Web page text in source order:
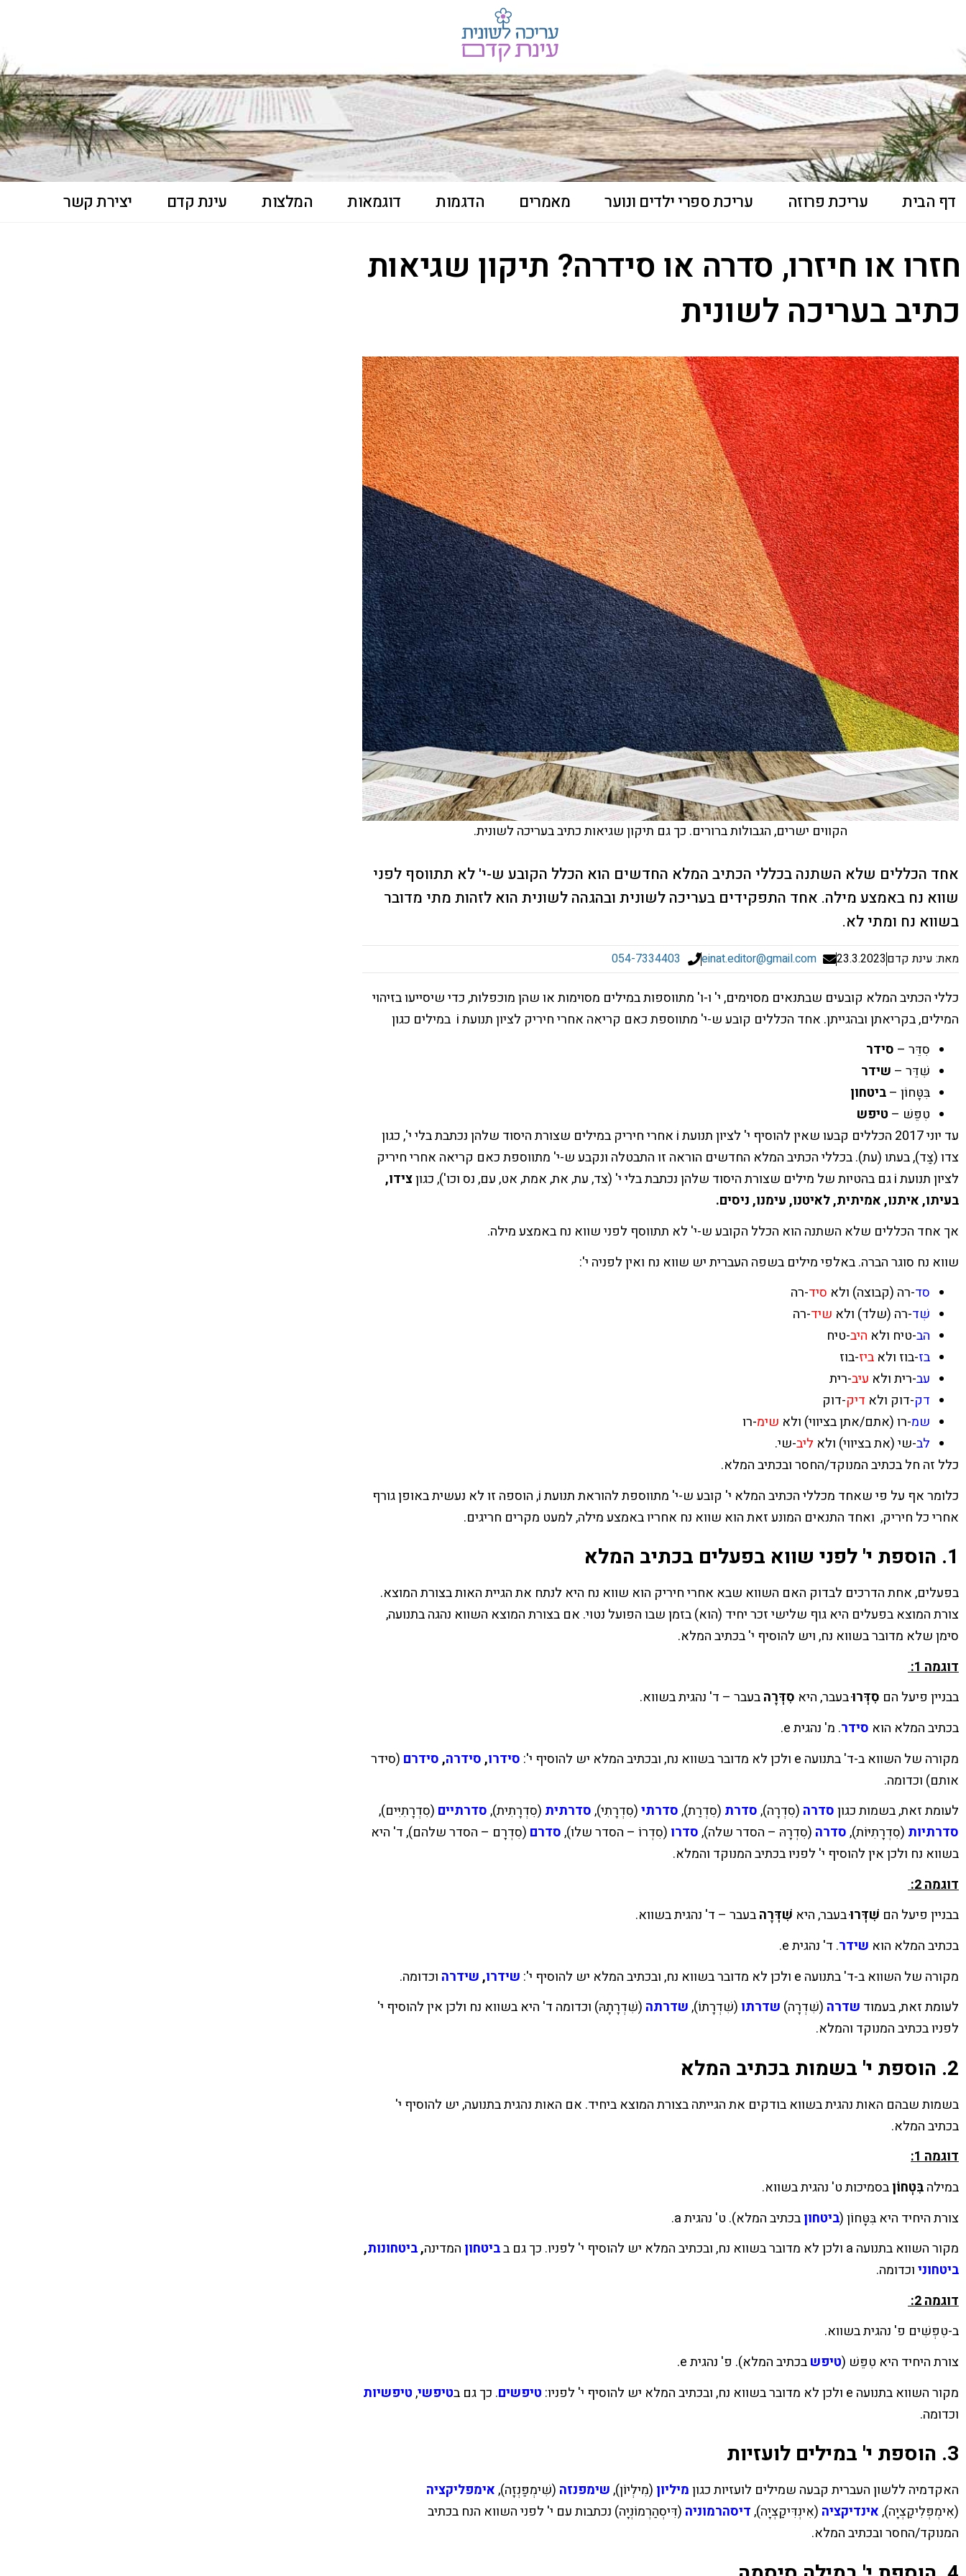
דף הבית עריכת פרוזה עריכת ספרי ילדים ונוער מאמרים הדגמות דוגמאות המלצות עינת קדם יצירת קשר
חזרו או חיזרו, סדרה או סידרה? תיקון שגיאות
כתיב בעריכה לשונית
הקווים ישרים, הגבולות ברורים. כך גם תיקון שגיאות כתיב בעריכה לשונית.
אחד הכללים שלא השתנה בכללי הכתיב המלא החדשים הוא הכלל הקובע ש-י' לא תתווסף לפני
שווא נח באמצע מילה. אחד התפקידים בעריכה לשונית ובהגהה לשונית הוא לזהות מתי מדובר
בשווא נח ומתי לא.
מאת: עינת קדם23.3.2023
einat.editor@gmail.com
054-7334403
כללי הכתיב המלא קובעים שבתנאים מסוימים, י' ו-ו' מתווספות במילים מסוימות או שהן מוכפלות, כדי שיסייעו בזיהוי
המילים, בקריאתן ובהגייתן. אחד הכללים קובע ש-י' מתווספת כאם קריאה אחרי חיריק לציון תנועת i במילים כגון
סִדֵּר – סידר
שִׁדֵּר – שידר
בִּטָּחוֹן –ביטחון
טִפֵּשׁ – טיפש
עד יוני 2017 הכללים קבעו שאין להוסיף י' לציון תנועת i אחרי חיריק במילים שצורת היסוד שלהן נכתבת בלי י', כגון
צדו (צַד), בעתו (עת). בכללי הכתיב המלא החדשים הוראה זו התבטלה ונקבע ש-י' מתווספת כאם קריאה אחרי חיריק
לציון תנועת i גם בהטיות של מילים שצורת היסוד שלהן נכתבת בלי י' (צד, עת, את, אמת, אט, עם, נס וכו'), כגון
צידו,
בעיתו, איתנו, אמיתית, לאיטנו, עימנו, ניסים.
אך אחד הכללים שלא השתנה הוא הכלל הקובע ש-י' לא תתווסף לפני שווא נח באמצע מילה.
שווא נח סוגר הברה. באלפי מילים בשפה העברית יש שווא נח ואין לפניה י':
סד-רה (קבוצה) ולא סיד-רה
שִׁד-רה (שלד) ולא שיד-רה
הב-טיח ולא היב-טיח
בז-בוז ולא ביז-בוז
עב-רית ולא עיב-רית
דק-דוק ולא דיק-דוק
שמ-רו (אתם/אתן בציווי) ולא שימ-רו
לב-שי (את בציווי) ולא ליב-שי.
כלל זה חל בכתיב המנוקד/החסר ובכתיב המלא.
כלומר אף על פי שאחד מכללי הכתיב המלא י' קובע ש-י' מתווספת להוראת תנועת i, הוספה זו לא נעשית באופן גורף
אחרי כל חיריק, ואחד התנאים המונע זאת הוא שווא נח אחריו באמצע מילה, למעט מקרים חריגים.
1. הוספת י' לפני שווא בפעלים בכתיב המלא
בפעלים, אחת הדרכים לבדוק האם השווא שבא אחרי חיריק הוא שווא נח היא לנתח את הגיית האות בצורת המוצא.
צורת המוצא בפעלים היא גוף שלישי זכר יחיד (הוא) בזמן שבו הפועל נטוי. אם בצורת המוצא השווא נהגה בתנועה,
סימן שלא מדובר בשווא נח, ויש להוסיף י' בכתיב המלא.
דוגמה 1:
בבניין פיעל הם סִדְּרוּבעבר, היא סִדְּרָהבעבר – ד' נהגית בשווא.
בכתיב המלא הוא סידר. מ' נהגית e.
מקורה של השווא ב-ד' בתנועה e ולכן לא מדובר בשווא נח, ובכתיב המלא יש להוסיף י':
סידרו,סידרה,סידרם (סידר
אותם) וכדומה.
לעומת זאת, בשמות כגוןסדרה (סִדְרָה),סדרת (סִדְרַת),סדרתי(סִדְרָתִי),סדרתית (סִדְרָתִית),סדרתיים (סִדְרָתִיִּים),
סדרתיות (סִדְרָתִיּוֹת),סדרה (סִדְרָהּ – הסדר שלה),סדרו (סִדְרוֹ – הסדר שלו),סדרם (סִדְרָם – הסדר שלהם), ד' היא
בשווא נח ולכן אין להוסיף י' לפניו בכתיב המנוקד והמלא.
דוגמה 2:
בבניין פיעל הם שִׁדְּרוּבעבר, היא שִׁדְּרָהבעבר – ד' נהגית בשווא.
בכתיב המלא הוא שידר. ד' נהגית e.
מקורה של השווא ב-ד' בתנועה e ולכן לא מדובר בשווא נח, ובכתיב המלא יש להוסיף י':
שידרו,שידרה וכדומה.
לעומת זאת, בעמוד שדרה (שִׁדְרָה) שדרתו (שִׁדְרָתוֹ),שדרתה (שִׁדְרָתָהּ) וכדומה ד' היא בשווא נח ולכן אין להוסיף י'
לפניו בכתיב המנוקד והמלא.
2. הוספת י' בשמות בכתיב המלא
בשמות שבהם האות נהגית בשווא בודקים את הגייתה בצורת המוצא ביחיד. אם האות נהגית בתנועה, יש להוסיף י'
בכתיב המלא.
דוגמה 1:
במילהבִּטְחוֹןבסמיכות ט' נהגית בשווא.
צורת היחיד היא בִּטָּחוֹן (ביטחוןבכתיב המלא). ט' נהגית a.
מקור השווא בתנועה a ולכן לא מדובר בשווא נח, ובכתיב המלא יש להוסיף י' לפניו. כך גם ב
ביטחון המדינה,ביטחונות,
ביטחוניוכדומה.
דוגמה 2:
ב-טִפְּשִׁים פ' נהגית בשווא.
צורת היחיד היא טִפֵּשׁ (טיפשבכתיב המלא). פ' נהגית e.
מקור השווא בתנועה e ולכן לא מדובר בשווא נח, ובכתיב המלא יש להוסיף י' לפניו:
טיפשים. כך גם בטיפשי,טיפשיות
וכדומה.
3. הוספת י' במילים לועזיות
האקדמיה ללשון העברית קבעה שמילים לועזיות כגוןמיליון (מִילְיוֹן),שימפנזה (שִׁימְפַּנְזָה),אימפליקציה
(אִימְפְּלִיקַצְיָה),אינדיקציה (אִינְדִּיקַצְיָה),דיסהרמוניה (דִּיסְהַרְמוֹנְיָה) נכתבות עם י' לפני השווא הנח בכתיב
המנוקד/החסר ובכתיב המלא.